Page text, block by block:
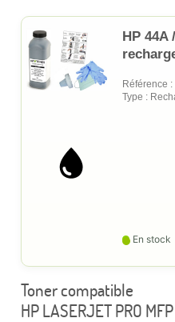
HP 44A
Référence
Type :
En stock
Toner compatible
HP LASERJET PRO